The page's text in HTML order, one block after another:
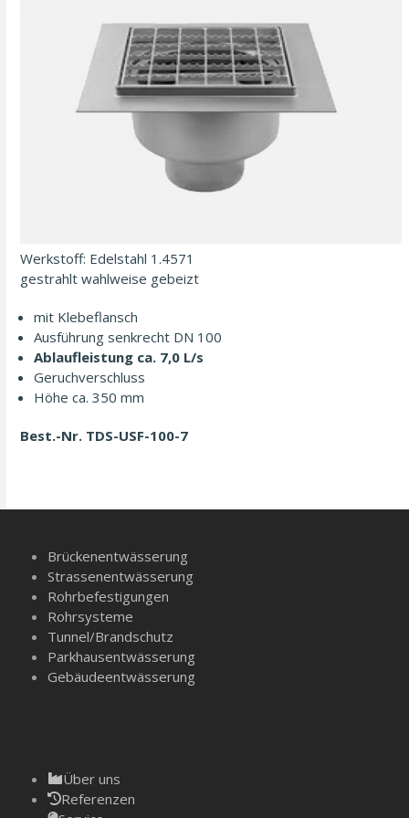
Werkstoff: Edelstahl 1.4571
gestrahlt wahl­weise gebeizt
mit Klebeflansch
Ausführung senkrecht DN 100
Ablaufleistung ca. 7,0 L/s
Geruchverschluss
Höhe ca. 350 mm
Best.-Nr. TDS-USF-100-7
Brückenentwässerung
Strassenentwässerung
Rohrbefestigungen
Rohrsysteme
Tunnel/­Brandschutz
Parkhausentwässerung
Gebäudeentwässerung
Über uns
Referenzen